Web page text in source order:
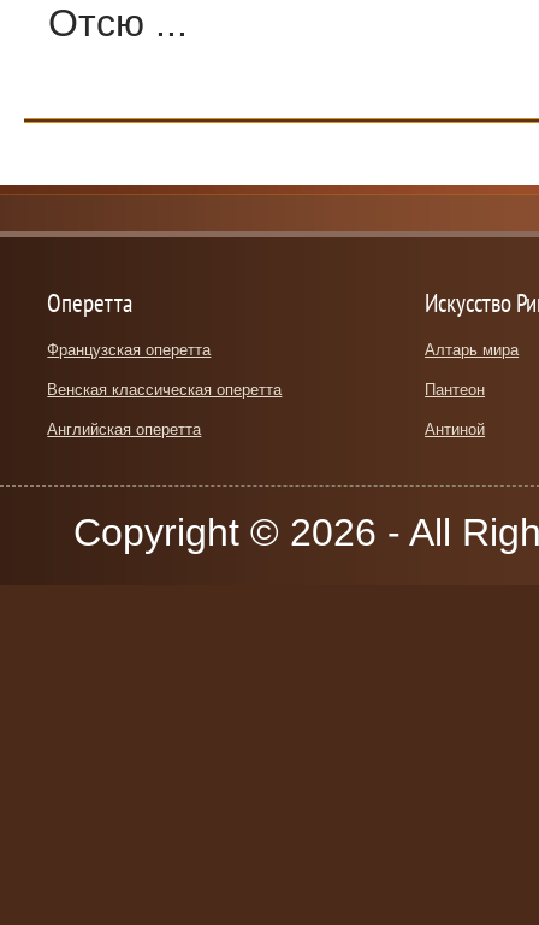
Отсю ...
Оперетта
Французская оперетта
Венская классическая оперетта
Английская оперетта
Искусство
Алтарь мира
Пантеон
Антиной
Copyright © 2026 - All